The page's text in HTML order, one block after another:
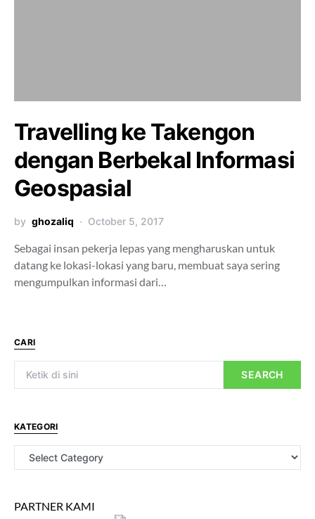
Travelling ke Takengon
dengan Berbekal Informasi
Geospasial
by ghozaliq October 5, 2017
Sebagai insan pekerja lepas yang mengharuskan untuk
datang ke lokasi-lokasi yang baru, membuat saya sering
mengumpulkan informasi dari…
CARI
SEARCH
KATEGORI
PARTNER KAMI